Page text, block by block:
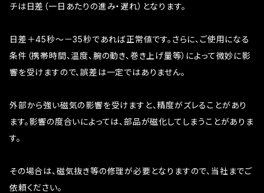
チは日差（一日あたりの進み・遅れ）となります。
日差＋45秒～－35秒であれば正常値です。さらに、ご使用になる
条件（携帯時間、温度、腕の動き、巻き上げ量等）によって微妙に影
響を受けますので、誤差は一定ではありません。
外部から強い磁気の影響を受けますと、精度がズレることがあり
ます。影響の度合いによっては、部品が磁化してしまうことがありま
す。
その場合は、磁気抜き等の修理が必要となりますので、当社までご
依頼ください。